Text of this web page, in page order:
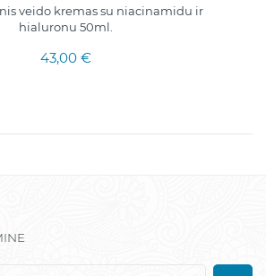
veido kremas su niacinamidu ir
hialuronu 50ml.
43,00 €